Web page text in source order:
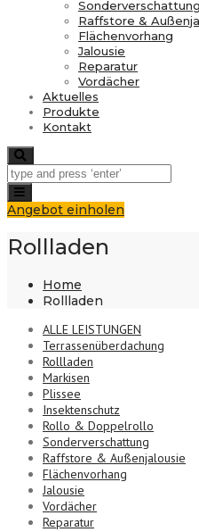
Sonderverschattung
Raffstore &
Flächenvorhang
Jalousie
Reparatur
Vordächer
Aktuelles
Produkte
Kontakt
Toggle
navigation
Angebot einholen
Rollladen
Home
Rollladen
ALLE LEISTUNGEN
Terrassenüberdachung
Rollladen
Markisen
Plissee
Insektenschutz
Rollo & Doppelrollo
Sonderverschattung
Raffstore & Außenjalousie
Flächenvorhang
Jalousie
Vordächer
Reparatur